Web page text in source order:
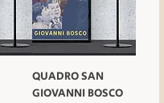
QUADRO SAN
GIOVANNI BOSCO